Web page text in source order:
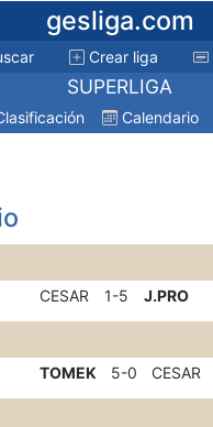
gesliga.com
Crear liga
SUPERLIGA
Calendario
CESAR
1-5 J.PRO
TOMEK
5-0 CESAR